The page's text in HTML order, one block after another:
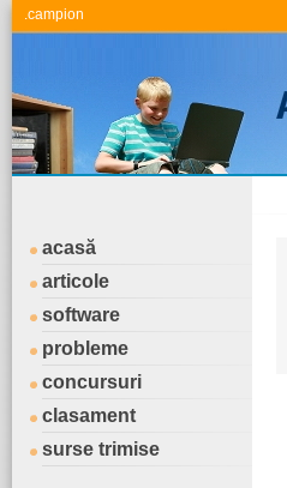
.campion
acasă
articole
software
probleme
concursuri
clasament
surse trimise